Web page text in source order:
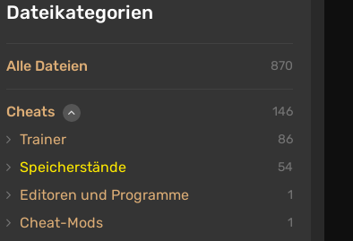
Dateikategorien
Alle Dateien 870
Cheats 146
Trainer 86
Speicherstände 54
Editoren und Programme 1
Cheat-Mods 1